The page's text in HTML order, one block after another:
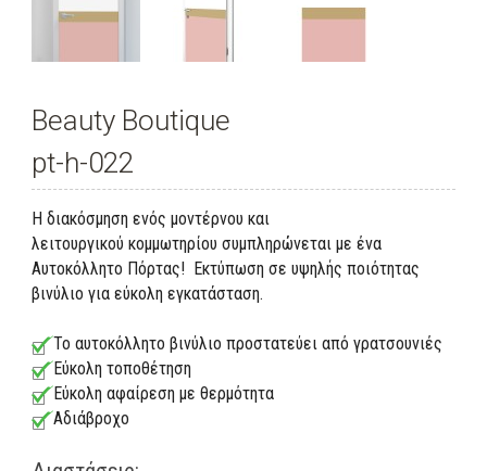
Beauty Boutique
pt-h-022
Η διακόσμηση ενός μοντέρνου και
λειτουργικού κομμωτηρίου συμπληρώνεται με ένα
Αυτοκόλλητο Πόρτας! Εκτύπωση σε υψηλής ποιότητας
βινύλιο για εύκολη εγκατάσταση.
Το αυτοκόλλητο βινύλιο προστατεύει από γρατσουνιές
Εύκολη τοποθέτηση
Εύκολη αφαίρεση με θερμότητα
Αδιάβροχο